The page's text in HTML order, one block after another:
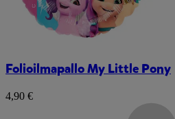
Folioilmapallo My Little Pony
4,90 €